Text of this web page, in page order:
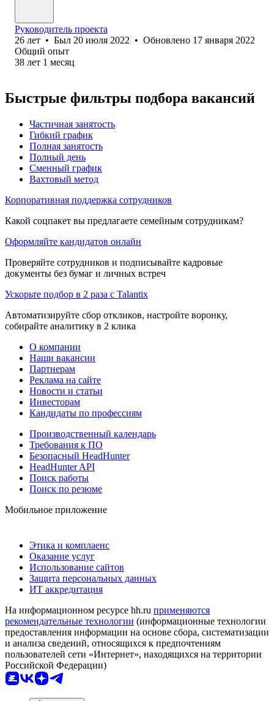
Руководитель проекта
26 лет • Был 20 июля 2022 • Обновлено 17 января 2022
Общий опыт
38 лет 1 месяц
Быстрые фильтры подбора вакансий
Частичная занятость
Гибкий график
Полная занятость
Полный день
Сменный график
Вахтовый метод
Корпоративная поддержка сотрудников
Какой соцпакет вы предлагаете семейным сотрудникам?
Оформляйте кандидатов онлайн
Проверяйте сотрудников и подписывайте кадровые
документы без бумаг и личных встреч
Ускорьте подбор в 2 раза с Talantix
Автоматизируйте сбор откликов, настройте воронку,
собирайте аналитику в 2 клика
О компании
Наши вакансии
Партнерам
Реклама на сайте
Новости и статьи
Инвесторам
Кандидаты по профессиям
Производственный календарь
Требования к ПО
Безопасный HeadHunter
HeadHunter API
Поиск работы
Поиск по резюме
Мобильное приложение
Этика и комплаенс
Оказание услуг
Использование сайтов
Защита персональных данных
ИТ аккредитация
На информационном ресурсе hh.ru применяются
рекомендательные технологии (информационные технологии
предоставления информации на основе сбора, систематизации
и анализа сведений, относящихся к предпочтениям
пользователей сети «Интернет», находящихся на территории
Российской Федерации)